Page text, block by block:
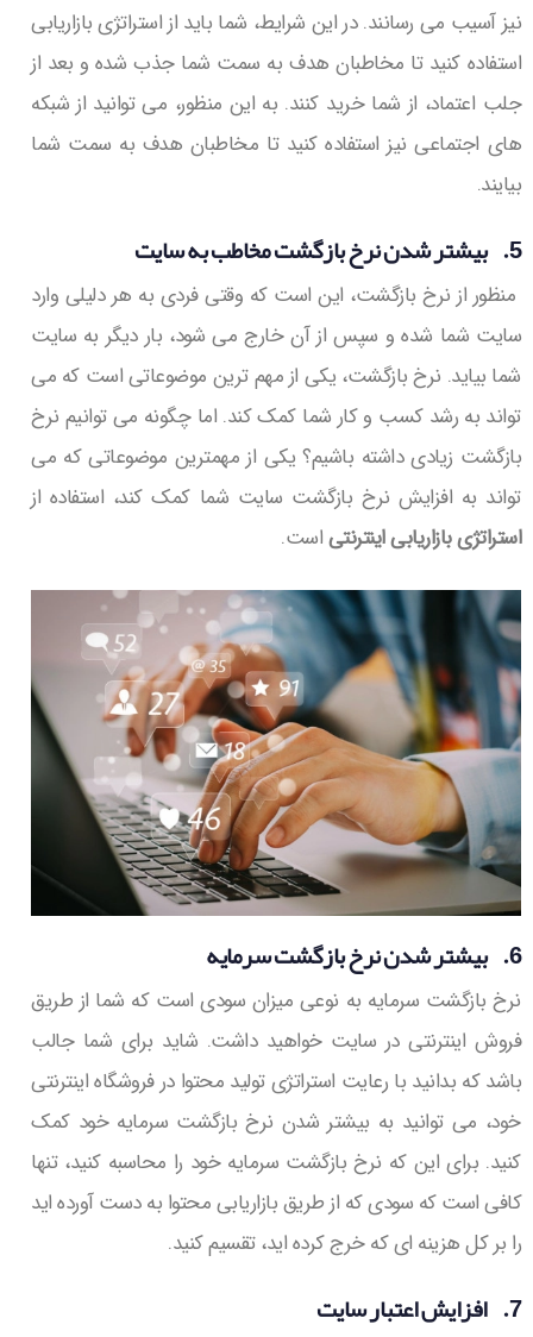
نیز آسیب می رسانند. در این شرایط، شما باید از استراتژی بازاریابی
استفاده کنید تا مخاطبان هدف به سمت شما جذب شده و بعد از
جلب اعتماد، از شما خرید کنند. به این منظور، می توانید از شبکه
های اجتماعی نیز استفاده کنید تا مخاطبان هدف به سمت شما
بیایند.
5. بیشتر شدن نرخ بازگشت مخاطب به سایت
منظور از نرخ بازگشت، این است که وقتی فردی به هر دلیلی وارد
سایت شما شده و سپس از آن خارج می شود، بار دیگر به سایت
شما بیاید. نرخ بازگشت، یکی از مهم ترین موضوعاتی است که می
تواند به رشد کسب و کار شما کمک کند. اما چگونه می توانیم نرخ
بازگشت زیادی داشته باشیم؟ یکی از مهمترین موضوعاتی که می
تواند به افزایش نرخ بازگشت سایت شما کمک کند، استفاده از
استراتژی بازاریابی اینترنتیاست.
6. بیشتر شدن نرخ بازگشت سرمایه
نرخ بازگشت سرمایه به نوعی میزان سودی است که شما از طریق
فروش اینترنتی در سایت خواهید داشت. شاید برای شما جالب
باشد که بدانید با رعایت استراتژی تولید محتوا در فروشگاه اینترنتی
خود، می توانید به بیشتر شدن نرخ بازگشت سرمایه خود کمک
کنید. برای این که نرخ بازگشت سرمایه خود را محاسبه کنید، تنها
کافی است که سودی که از طریق بازاریابی محتوا به دست آورده اید
را بر کل هزینه ای که خرج کرده اید، تقسیم کنید.
7. افزایش اعتبار سایت